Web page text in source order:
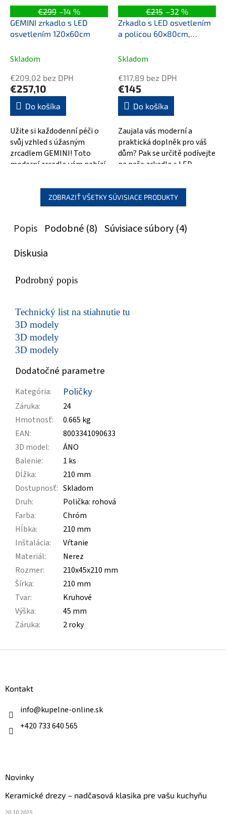
€299 –14 %
GEMINI zrkadlo s LED
osvetlením 120x60cm
Skladom
€209,02 bez DPH
€257,10
Do košíka
Užite si každodenní péči o
svůj vzhled s úžasným
zrcadlem GEMINI! Toto
moderní zrcadlo vám nabízí
€215 –32 %
Zrkadlo s LED osvetlením
a policou 60x80cm,
gombíkový vypínač
Skladom
€117,89 bez DPH
€145
Do košíka
Zaujala vás moderní a
praktická doplněk pro váš
dům? Pak se určitě podívejte
na naše zrkadlo s LED
rozměrech...
ZOBRAZIŤ VŠETKY SÚVISIACE PRODUKTY
Popis Podobné (8) Súvisiace súbory (4)
Diskusia
Podrobný popis
Technický list na stiahnutie tu
3D modely
3D modely
3D modely
Dodatočné parametre
Kategória: Poličky
Záruka:
24
Hmotnosť:
0.665 kg
EAN:
8003341090633
3D model:
ÁNO
Balenie:
1 ks
Dĺžka:
210 mm
Dostupnosť: Skladom
Druh:
Polička: rohová
Farba:
Chróm
Hĺbka:
210 mm
Inštalácia:
Vŕtanie
Materiál:
Nerez
Rozmer:
210x45x210 mm
Šírka:
210 mm
Tvar:
Kruhové
Výška:
45 mm
Záruka: 2 roky
Kontakt
info@kupelne-online.sk
+420 733 640 565
Novinky
Keramické drezy – nadčasová klasika pre vašu kuchyňu